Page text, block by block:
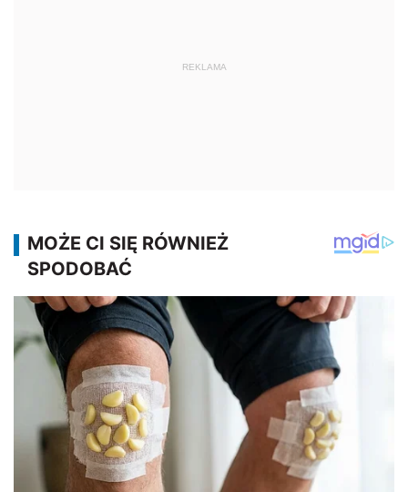
REKLAMA